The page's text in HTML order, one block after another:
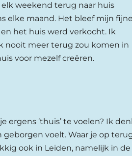
weekend terug naar huis
elke maand. Het bleef mijn
het huis werd verkocht. Ik
nooit meer terug zou komen in
voor mezelf creëren.
‘thuis’ te voelen? Ik
geborgen voelt. Waar je op
ook in Leiden, namelijk in de